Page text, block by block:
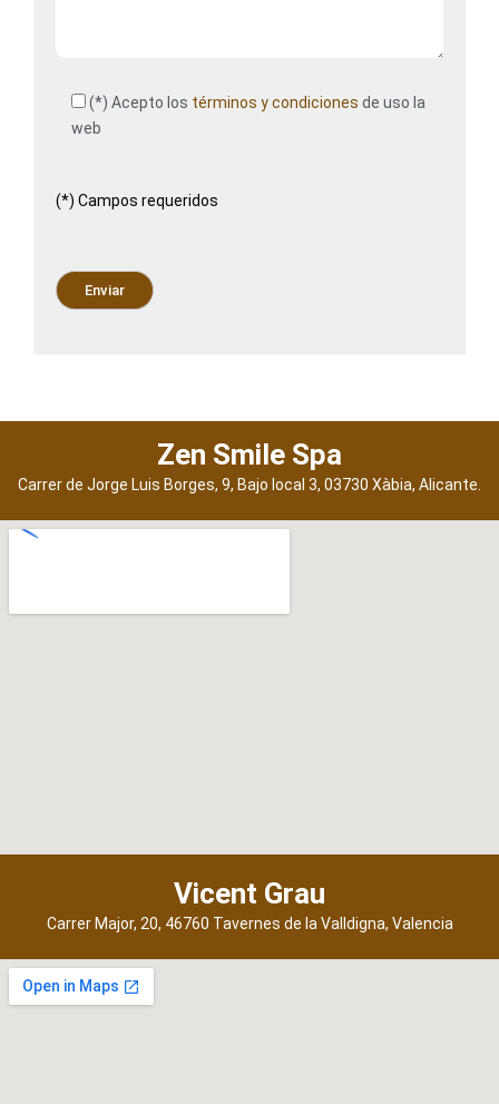
(*) Acepto los términos y condiciones de uso la
web
favor,
campo
vacío.
(*) Campos requeridos
Zen Smile Spa
Carrer de Jorge Luis Borges, 9, Bajo local 3, 03730 Xàbia, Alicante.
Vicent Grau
Carrer Major, 20, 46760 Tavernes de la Valldigna, Valencia